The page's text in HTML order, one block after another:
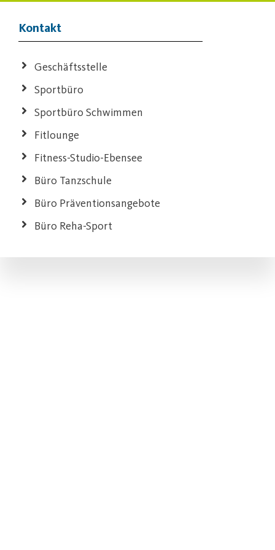
Kontakt
Geschäftsstelle
Sportbüro
Sportbüro Schwimmen
Fitlounge
Fitness-Studio-Ebensee
Büro Tanzschule
Büro Präventionsangebote
Büro Reha-Sport